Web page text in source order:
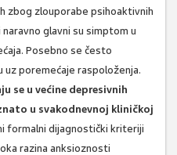
zbog zlouporabe psihoaktivnih
glavni su simptom u
Posebno se često
poremećaje raspoloženja.
se u većine depresivnih
u svakodnevnoj kliničkoj
formalni dijagnostički kriteriji
razina anksioznosti